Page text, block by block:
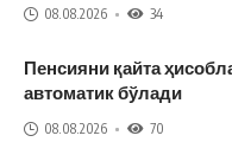
08.08.2026 34
Пенсияни қайта
автоматик бўлади
08.08.2026 70